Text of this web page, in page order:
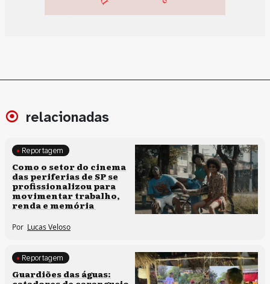
relacionadas
Políticas culturais
Reportagem
Como o setor do cinema
das periferias de SP se
profissionalizou para
movimentar trabalho,
renda e memória
Por Lucas Veloso
Clima e cultura
Reportagem
Guardiões das águas: